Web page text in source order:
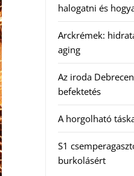
halogatni és
Arckrémek:
aging
Az iroda
befektetés
A horgolható
S1
burkolásért